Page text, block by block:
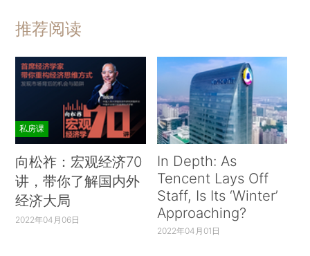
推荐阅读
私房课
向松祚：宏观经济70
讲，带你了解国内外
经济大局
2022年04月06日
In Depth: As
Tencent Lays Off
Staff, Is Its ‘Winter’
Approaching?
2022年04月01日